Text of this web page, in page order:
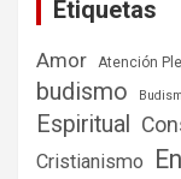
Etiquetas
Amor Atención
budismo
Espiritual
Cristianismo